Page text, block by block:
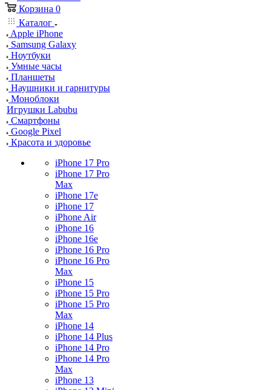
Корзина 0
Каталог
Apple iPhone
Samsung Galaxy
Ноутбуки
Умные часы
Планшеты
Наушники и гарнитуры
Моноблоки
Игрушки Labubu
Смартфоны
Google Pixel
Красота и здоровье
iPhone 17 Pro
iPhone 17 Pro
Max
iPhone 17e
iPhone 17
iPhone Air
iPhone 16
iPhone 16e
iPhone 16 Pro
iPhone 16 Pro
Max
iPhone 15
iPhone 15 Pro
iPhone 15 Pro
Max
iPhone 14
iPhone 14 Plus
iPhone 14 Pro
iPhone 14 Pro
Max
iPhone 13